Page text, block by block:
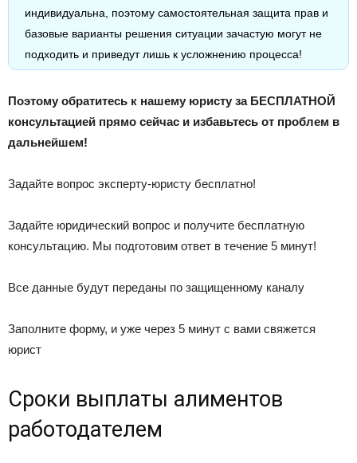
индивидуальна, поэтому самостоятельная защита прав и
базовые варианты решения ситуации зачастую могут не
подходить и приведут лишь к усложнению процесса!
Поэтому обратитесь к нашему юристу за БЕСПЛАТНОЙ
консультацией прямо сейчас и избавьтесь от проблем в
дальнейшем!
Задайте вопрос эксперту-юристу бесплатно!
Задайте юридический вопрос и получите бесплатную
консультацию. Мы подготовим ответ в течение 5 минут!
Все данные будут переданы по защищенному каналу
Заполните форму, и уже через 5 минут с вами свяжется
юрист
Сроки выплаты алиментов
работодателем